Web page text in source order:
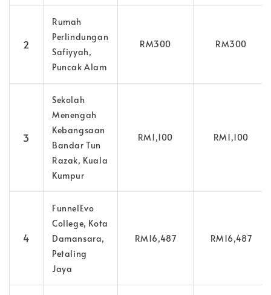
2
Rumah
Perlindungan
Safiyyah,
Puncak Alam
RM300 RM300
3
Sekolah
Menengah
Kebangsaan
Bandar Tun
Razak, Kuala
Kumpur
RM1,100 RM1,100
4
FunnelEvo
College, Kota
Damansara,
Petaling
Jaya
RM16,487 RM16,487